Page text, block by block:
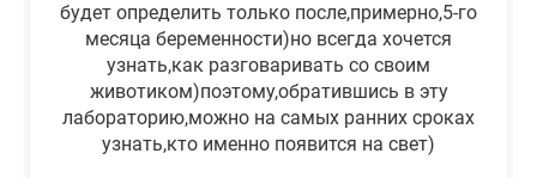
будет определить только после,примерно,5-го
месяца беременности)но всегда хочется
узнать,как разговаривать со своим
животиком)поэтому,обратившись в эту
лабораторию,можно на самых ранних сроках
узнать,кто именно появится на свет)